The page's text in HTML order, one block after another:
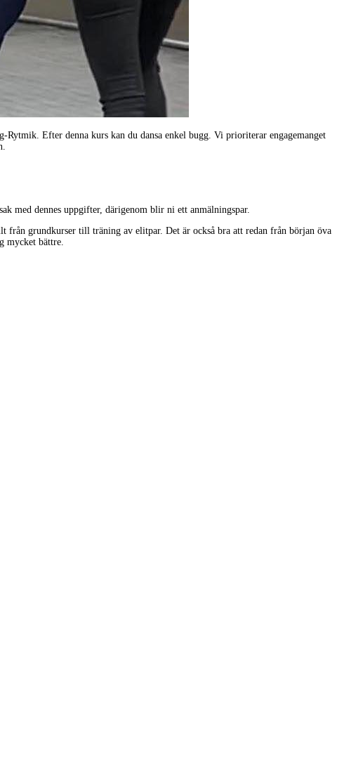
Efter denna kurs kan du dansa enkel bugg. Vi prioriterar engagemanget
med dennes uppgifter, därigenom blir ni ett anmälningspar.
från grundkurser till träning av elitpar. Det är också bra att redan från början öva
mycket bättre.